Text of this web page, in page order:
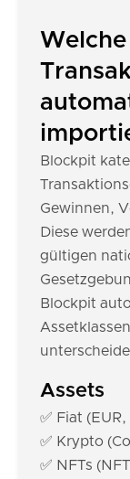
Blockpit
Gewinnen,
Diese
gültigen
Blockpit
Assets
✅ Fiat
✅ Krypto
✅ NFTs